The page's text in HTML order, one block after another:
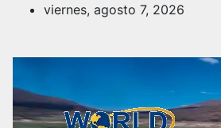
viernes, agosto 7, 2026